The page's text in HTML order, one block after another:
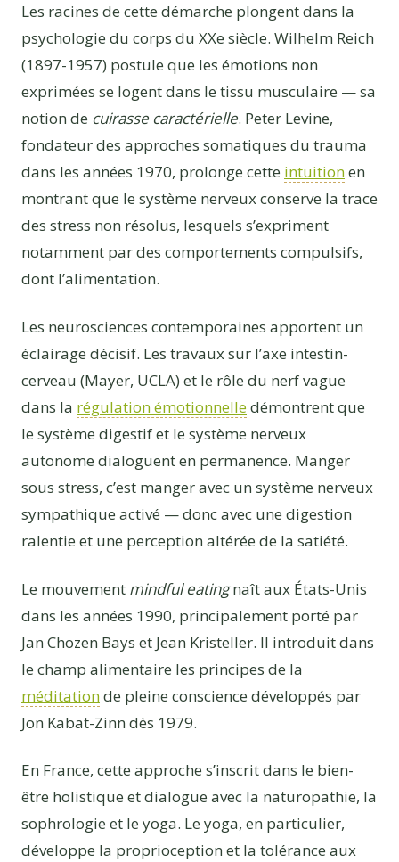
Les racines de cette démarche plongent dans la
psychologie du corps du XXe siècle. Wilhelm Reich
(1897-1957) postule que les émotions non
exprimées se logent dans le tissu musculaire — sa
notion de cuirasse caractérielle. Peter Levine,
fondateur des approches somatiques du trauma
dans les années 1970, prolonge cette intuitionen
montrant que le système nerveux conserve la trace
des stress non résolus, lesquels s’expriment
notamment par des comportements compulsifs,
dont l’alimentation.
Les neurosciences contemporaines apportent un
éclairage décisif. Les travaux sur l’axe intestin-
cerveau (Mayer, UCLA) et le rôle du nerf vague
dans la régulation émotionnelledémontrent que
le système digestif et le système nerveux
autonome dialoguent en permanence. Manger
sous stress, c’est manger avec un système nerveux
sympathique activé — donc avec une digestion
ralentie et une perception altérée de la satiété.
Le mouvement mindful eatingnaît aux États-Unis
dans les années 1990, principalement porté par
Jan Chozen Bays et Jean Kristeller. Il introduit dans
le champ alimentaire les principes de la
méditationde pleine conscience développés par
Jon Kabat-Zinn dès 1979.
En France, cette approche s’inscrit dans le bien-
être holistique et dialogue avec la naturopathie, la
sophrologie et le yoga. Le yoga, en particulier,
développe la proprioception et la tolérance aux